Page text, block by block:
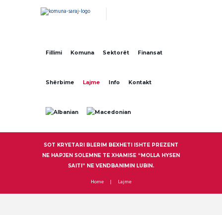
Fillimi Komuna Sektorët Finansat
Shërbime Lajme Info Kontakt
SOT KRYETARI BLERIM BEXHETI ISHTE PREZENT
NE HAPJEN SOLEMNE TE XHAMISE “MOLLA HYSEN
SAITI” NE VENDBANIMIN LUBIN.
Home Lajme